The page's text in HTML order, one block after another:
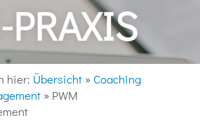
hier: Übersicht» Coaching
» PWM